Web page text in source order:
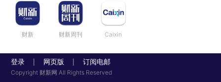
财新 财新周刊 Caixin
登录 网页版 订阅电邮
Copyright 财新网 All Rights Reserved